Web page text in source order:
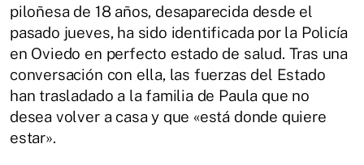
piloñesa de 18 años, desaparecida desde el
pasado jueves, ha sido identificada por la Policía
en Oviedo en perfecto estado de salud. Tras una
conversación con ella, las fuerzas del Estado
han trasladado a la familia de Paula que no
desea volver a casa y que «está donde quiere
estar».